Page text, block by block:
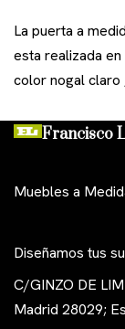
La puerta a
esta realizada
color nogal claro
Francisco
Muebles a
Diseñamos tus
C/GINZO DE
Madrid 28029;